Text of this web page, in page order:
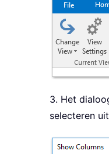
3. Het
selecteren